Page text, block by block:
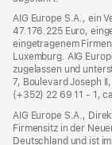
AIG Europe S.A., ein
47.176.225 Euro,
eingetragenem
Luxemburg. AIG
zugelassen und
7, Boulevard Joseph
(+352) 22 69 11 - 1,
AIG Europe S.A.,
Firmensitz in der
Deutschland und ist